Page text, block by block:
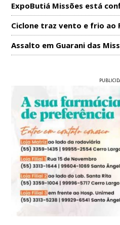
ExpoButiá Missões está
Ciclone traz vento e frio ao
Assalto em Guarani das